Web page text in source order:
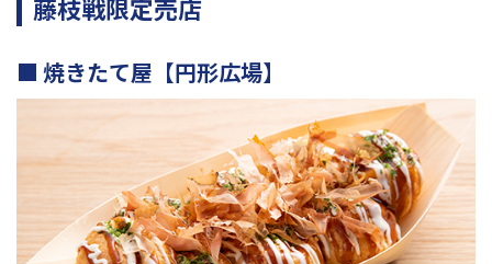
藤枝戦限定売店
焼きたて屋【円形広場】